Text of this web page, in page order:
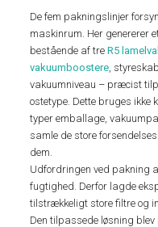
De fem pakningslinjer
maskinrum. Her genererer
bestående af treR5
vakuumboostere ,
vakuumniveau – præcist
ostetype. Dette bruges ikke
typer emballage,
samle de store
dem.
Udfordringen ved pakning
fugtighed. Derfor lagde
tilstrækkeligt store filtre og
Den tilpassede løsning blev